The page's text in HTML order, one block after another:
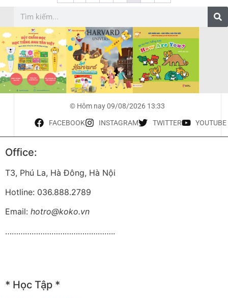
© Hôm nay 09/08/2026 13:33
FACEBOOK INSTAGRAM TWITTER YOUTUBE
Office:
T3, Phú La, Hà Đông, Hà Nội
Hotline: 036.888.2789
Email: hotro@koko.vn
…………………………………………..
* Học Tập *